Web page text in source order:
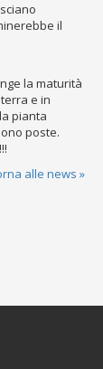
il
la maturità
e in
pianta
poste.
alle news »